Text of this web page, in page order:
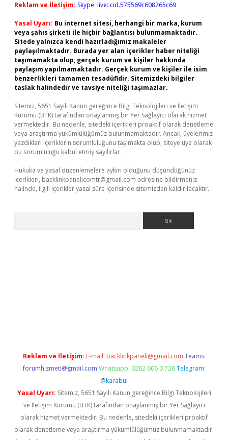
Reklam ve İletişim: Skype: live:.cid.575569c608265c69
Yasal Uyarı: Bu internet sitesi, herhangi bir marka, kurum
veya şahıs şirketi ile hiçbir bağlantısı bulunmamaktadır.
Sitede yalnızca kendi hazırladığımız makaleler
paylaşılmaktadır. Burada yer alan içerikler haber niteliği
taşımamakta olup, gerçek kurum ve kişiler hakkında
paylaşım yapılmamaktadır. Gerçek kurum ve kişiler ile isim
benzerlikleri tamamen tesadüfidir. Sitemizdeki bilgiler
taslak halindedir ve tavsiye niteliği taşımazlar.
Sitemiz, 5651 Sayılı Kanun gereğince Bilgi Teknolojileri ve İletişim
Kurumu (BTK) tarafından onaylanmış bir Yer Sağlayıcı olarak hizmet
vermektedir. Bu nedenle, sitedeki içerikleri proaktif olarak denetleme
veya araştırma yükümlülüğümüz bulunmamaktadır. Ancak, üyelerimiz
yazdıkları içeriklerin sorumluluğunu taşımakta olup, siteye üye olarak
bu sorumluluğu kabul etmiş sayılırlar.
Hukuka ve yasal düzenlemelere aykırı olduğunu düşündüğünüz
içerikleri, backlinkpanelicomtr@gmail.com adresine bildirmeniz
halinde, ilgili içerikler yasal süre içerisinde sitemizden kaldırılacaktır.
Reklam ve İletişim: E-mail: backlinkpaneli@gmail.com Teams:
forumhizmeti@gmail.com Whatsapp: 0262 606 0 726 Telegram:
@karabul
Yasal Uyarı: Sitemiz, 5651 Sayılı Kanun gereğince Bilgi Teknolojileri
ve İletişim Kurumu (BTK) tarafından onaylanmış bir Yer Sağlayıcı
olarak hizmet vermektedir. Bu nedenle, sitedeki içerikleri proaktif
olarak denetleme veya araştırma yükümlülüğümüz bulunmamaktadır.